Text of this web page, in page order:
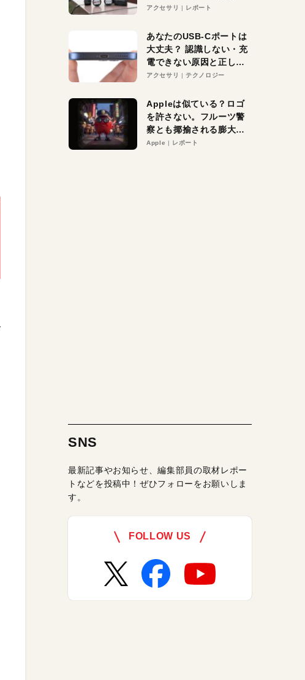
ーム・夜間撮影をチェッ
アクセサリ レポート
あなたのUSB-Cポートは
大丈夫？ 認識しない・充
電できない原因と正しい
対策
アクセサリ テクノロジー
Appleは似ている？ロゴ
を許さない。フルーツ警
察とも揶揄される膨大な
異議申し立て。対象は非
Apple レポート
SNS
最新記事やお知らせ、編集部員の取材レポー
トなどを投稿中！ぜひフォローをお願いしま
す。
FOLLOW US